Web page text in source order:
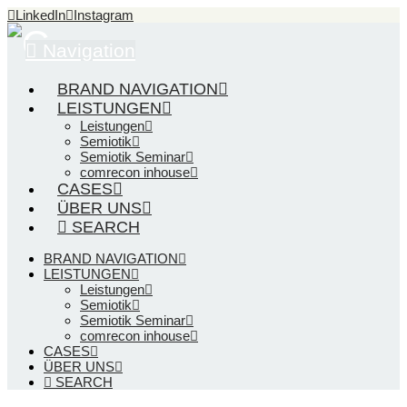
LinkedIn Instagram
Navigation
BRAND NAVIGATION
LEISTUNGEN
Leistungen
Semiotik
Semiotik Seminar
comrecon inhouse
CASES
ÜBER UNS
SEARCH
BRAND NAVIGATION
LEISTUNGEN
Leistungen
Semiotik
Semiotik Seminar
comrecon inhouse
CASES
ÜBER UNS
SEARCH